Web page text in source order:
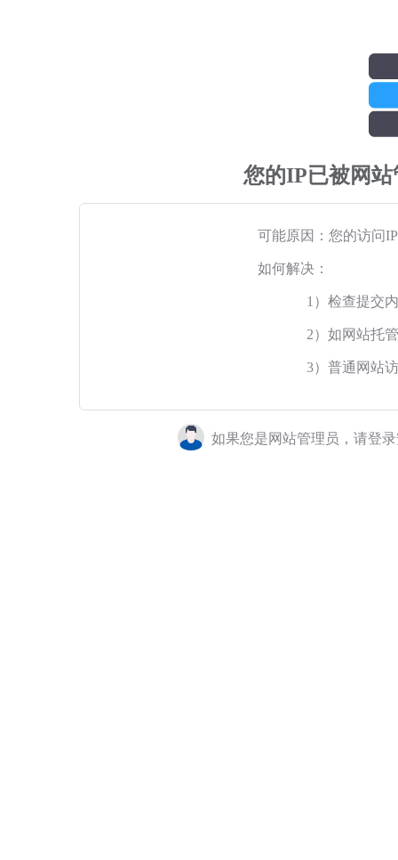
您的IP已被网
可能原因：您的访问
如何解决：
1）检查提交
2）如网站托
3）普通网站
如果您是网站管理员，请登